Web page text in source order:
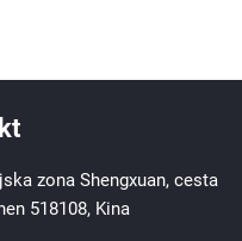
zona Shengxuan, cesta
518108, Kina